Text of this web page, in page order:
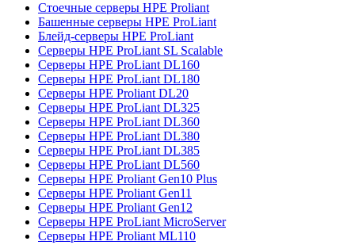
Стоечные серверы HPE Proliant
Башенные серверы HPE ProLiant
Блейд-серверы HPE ProLiant
Серверы HPE ProLiant SL Scalable
Серверы HPE ProLiant DL160
Серверы HPE ProLiant DL180
Серверы HPE Proliant DL20
Серверы HPE ProLiant DL325
Серверы HPE ProLiant DL360
Серверы HPE ProLiant DL380
Серверы HPE ProLiant DL385
Серверы HPE ProLiant DL560
Серверы HPE Proliant Gen10 Plus
Серверы HPE Proliant Gen11
Серверы HPE Proliant Gen12
Серверы HPE ProLiant MicroServer
Серверы HPE Proliant ML110